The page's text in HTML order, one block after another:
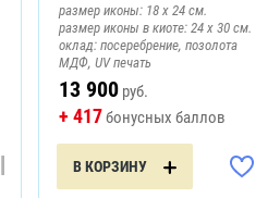
размер иконы: 18 х 24 см.
размер иконы в киоте: 24 х 30 см.
оклад: посеребрение, позолота
МДФ, UV печать
13 900руб.
+ 417бонусных баллов
В КОРЗИНУ